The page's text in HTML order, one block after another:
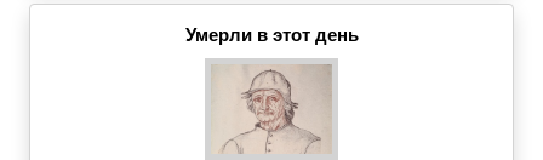
Умерли в этот день